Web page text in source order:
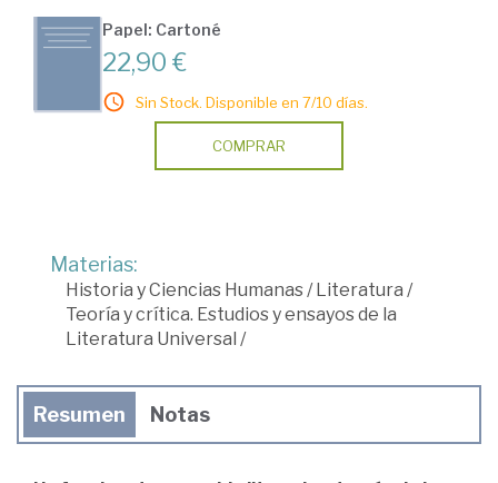
Papel: Cartoné
22,90 €
Sin Stock. Disponible en 7/10 días.
COMPRAR
Materias:
Historia y Ciencias Humanas/Literatura /
Teoría y crítica. Estudios y ensayos de la
Literatura Universal /
Resumen Notas